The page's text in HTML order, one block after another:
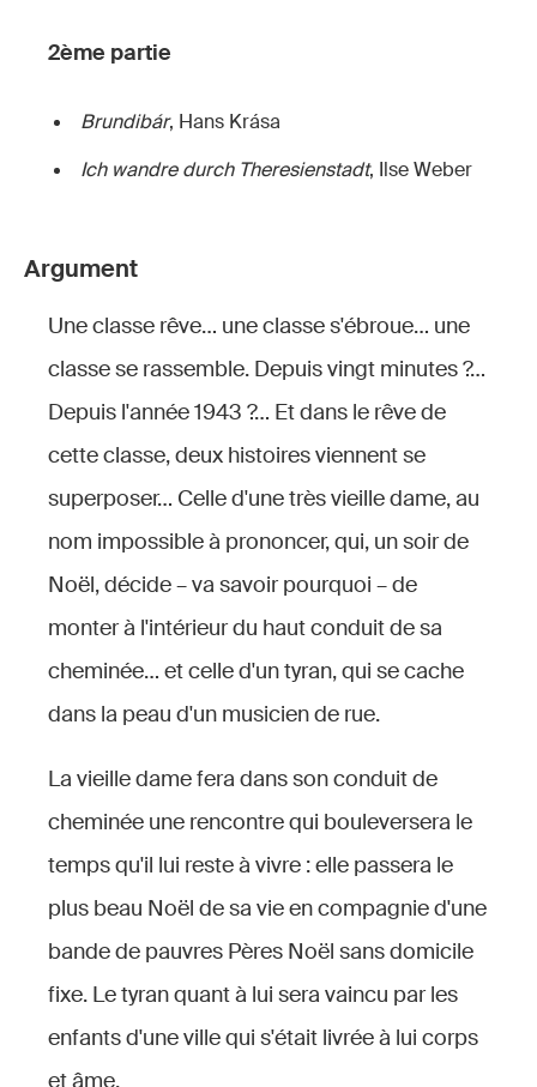
2ème partie
Brundibár, Hans Krása
Ich wandre durch Theresienstadt, Ilse Weber
Argument
Une classe rêve… une classe s'ébroue… une
classe se rassemble. Depuis vingt minutes ?…
Depuis l'année 1943 ?… Et dans le rêve de
cette classe, deux histoires viennent se
superposer… Celle d'une très vieille dame, au
nom impossible à prononcer, qui, un soir de
Noël, décide – va savoir pourquoi – de
monter à l'intérieur du haut conduit de sa
cheminée… et celle d'un tyran, qui se cache
dans la peau d'un musicien de rue.
La vieille dame fera dans son conduit de
cheminée une rencontre qui bouleversera le
temps qu'il lui reste à vivre : elle passera le
plus beau Noël de sa vie en compagnie d'une
bande de pauvres Pères Noël sans domicile
fixe. Le tyran quant à lui sera vaincu par les
enfants d'une ville qui s'était livrée à lui corps
et âme.